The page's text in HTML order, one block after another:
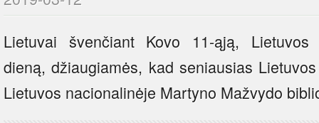
Lietuvai švenčiant Kovo 11-ąją, Lietuvos
dieną, džiaugiamės, kad seniausias
Lietuvos nacionalinėje Martyno Mažvydo